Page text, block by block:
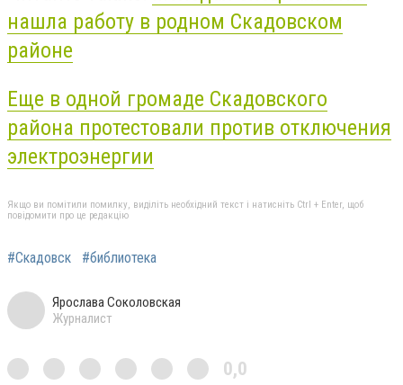
нашла работу в родном Скадовском
районе
Еще в одной громаде Скадовского
района протестовали против отключения
электроэнергии
Якщо ви помітили помилку, виділіть необхідний текст і натисніть Ctrl + Enter, щоб
повідомити про це редакцію
#Скадовск #библиотека
Ярослава Соколовская
Журналист
0,0